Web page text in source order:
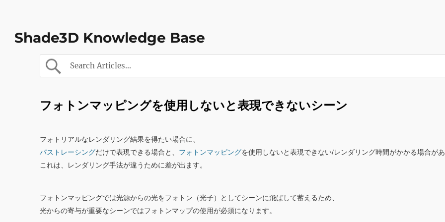
Shade3D Knowledge Base
フォトンマッピングを使用しないと表現できないシーン
フォトリアルなレンダリング結果を得たい場合に、
パストレーシングだけで表現できる場合と、 フォトンマッピングを使用しないと表現できない/レンダリング時間がかかる場合があ
これは、レンダリング手法が違うために差が出ます。
フォトンマッピングでは光源からの光をフォトン（光子）としてシーンに飛ばして蓄えるため、
光からの寄与が重要なシーンではフォトンマップの使用が必須になります。